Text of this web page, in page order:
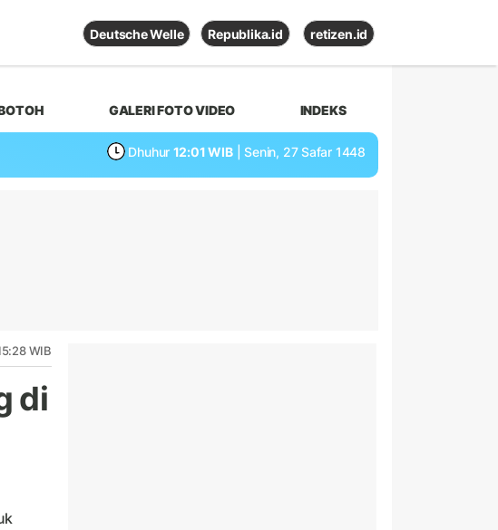
Deutsche Welle Republika.id retizen.id
GALERI FOTO VIDEO INDEKS
Dhuhur 12:01 WIB | Senin, 27 Safar 1448
WIB
di